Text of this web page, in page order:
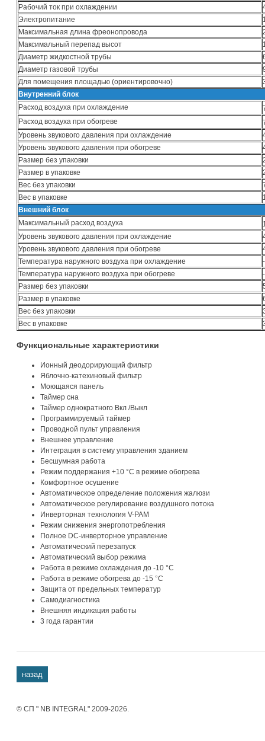
Рабочий ток при охлаждении
Электропитание
Максимальная длина фреонопровода
Максимальный перепад высот
Диаметр жидкостной трубы
Диаметр газовой трубы
Для помещения площадью (ориентировочно)
Внутренний блок
Расход воздуха при охлаждение
Расход воздуха при обогреве
Уровень звукового давления при охлаждение
Уровень звукового давления при обогреве
Размер без упаковки
Размер в упаковке
Вес без упаковки
Вес в упаковке
Внешний блок
Максимальный расход воздуха
Уровень звукового давления при охлаждение
Уровень звукового давления при обогреве
Температура наружного воздуха при охлаждение
Температура наружного воздуха при обогреве
Размер без упаковки
Размер в упаковке
Вес без упаковки
Вес в упаковке
Функциональные характеристики
Ионный деодорирующий фильтр
Яблочно-катехиновый фильтр
Моющаяся панель
Таймер сна
Таймер однократного Вкл /Выкл
Программируемый таймер
Проводной пульт управления
Внешнее управление
Интеграция в систему управления зданием
Бесшумная работа
Режим поддержания +10 °С в режиме обогрева
Комфортное осушение
Автоматическое определение положения жалюзи
Автоматическое регулирование воздушного потока
Инверторная технология V-PAM
Режим снижения энергопотребления
Полное DC-инверторное управление
Автоматический перезапуск
Автоматический выбор режима
Работа в режиме охлаждения до -10 °С
Работа в режиме обогрева до -15 °С
Защита от предельных температур
Самодиагностика
Внешняя индикация работы
3 года гарантии
назад
© СП " NB INTEGRAL" 2009-2026.